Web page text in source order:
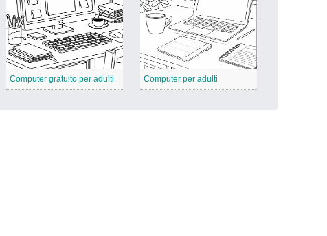
Computer gratuito per adulti Computer per adulti